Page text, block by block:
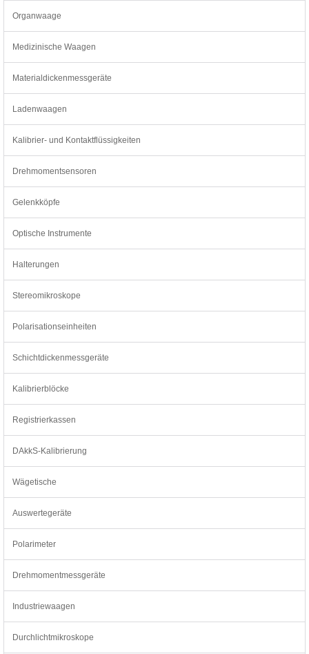
Organwaage
Medizinische Waagen
Materialdickenmessgeräte
Ladenwaagen
Kalibrier- und Kontaktflüssigkeiten
Drehmomentsensoren
Gelenkköpfe
Optische Instrumente
Halterungen
Stereomikroskope
Polarisationseinheiten
Schichtdickenmessgeräte
Kalibrierblöcke
Registrierkassen
DAkkS-Kalibrierung
Wägetische
Auswertegeräte
Polarimeter
Drehmomentmessgeräte
Industriewaagen
Durchlichtmikroskope